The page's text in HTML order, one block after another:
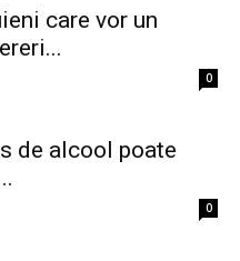
care vor un
0
de alcool poate
0